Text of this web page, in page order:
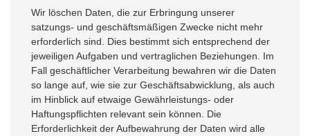
Wir löschen Daten, die zur Erbringung unserer
satzungs- und geschäftsmäßigen Zwecke nicht mehr
erforderlich sind. Dies bestimmt sich entsprechend der
jeweiligen Aufgaben und vertraglichen Beziehungen. Im
Fall geschäftlicher Verarbeitung bewahren wir die Daten
so lange auf, wie sie zur Geschäftsabwicklung, als auch
im Hinblick auf etwaige Gewährleistungs- oder
Haftungspflichten relevant sein können. Die
Erforderlichkeit der Aufbewahrung der Daten wird alle